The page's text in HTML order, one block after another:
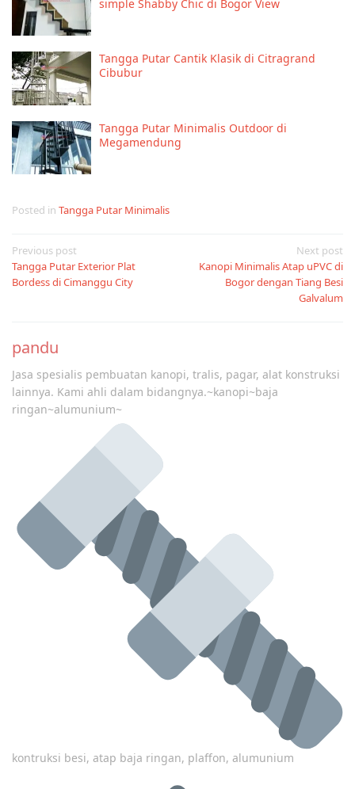
simple Shabby Chic di Bogor View
Tangga Putar Cantik Klasik di Citragrand
Cibubur
Tangga Putar Minimalis Outdoor di
Megamendung
Posted in Tangga Putar Minimalis
Post
navigation
Previous post
Tangga Putar Exterior Plat
Bordess di Cimanggu City
Next post
Kanopi Minimalis Atap uPVC di
Bogor dengan Tiang Besi
Galvalum
pandu
Jasa spesialis pembuatan kanopi, tralis, pagar, alat konstruksi
lainnya. Kami ahli dalam bidangnya.~kanopi~baja
ringan~alumunium~
kontruksi besi, atap baja ringan, plaffon, alumunium